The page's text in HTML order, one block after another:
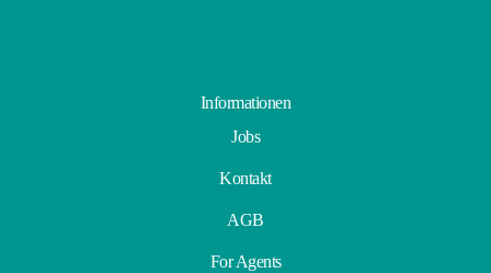
Informationen
Jobs
Kontakt
AGB
For Agents